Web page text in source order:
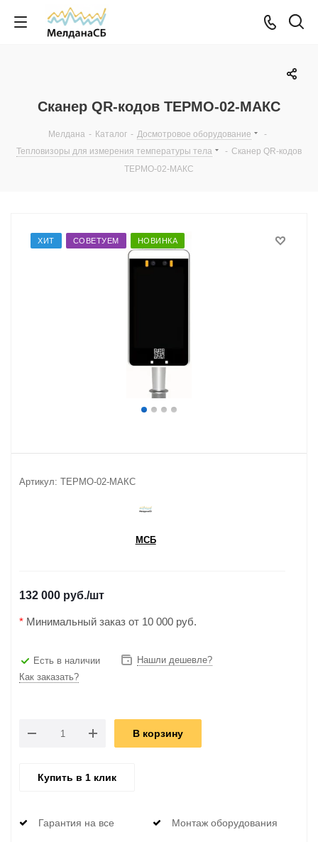
Сканер QR-кодов ТЕРМО-02-МАКС
Мелдана - Каталог - Досмотровое оборудование
-
Тепловизоры для измерения температуры тела
- Сканер QR-кодов
ТЕРМО-02-МАКС
ХИТ СОВЕТУЕМ НОВИНКА
Артикул: ТЕРМО-02-МАКС
МСБ
132 000 руб./шт
* Минимальный заказ от 10 000 руб.
Есть в наличии
Нашли дешевле?
Как заказать?
В корзину
Купить в 1 клик
Гарантия на все Монтаж оборудования